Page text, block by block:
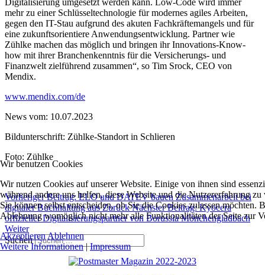
mehr zu einer Schlüsseltechnologie für modernes agiles Arbeiten,
gegen den IT-Stau aufgrund des akuten Fachkräftemangels und für
eine zukunftsorientiere Anwendungsentwicklung. Partner wie
Zühlke machen das möglich und bringen ihr Innovations-Know-
how mit ihrer Branchenkenntnis für die Versicherungs- und
Finanzwelt zielführend zusammen“, so Tim Srock, CEO von
Mendix.
www.mendix.com/de
News vom: 10.07.2023
Bildunterschrift: Zühlke-Standort in Schlieren
Foto: Zühlke
Vorheriger Beitrag: ELO und DATEV bauen Zusammenarbeit bei
digitaler Buchhaltung ausZurück Nächster Beitrag: Kyocera
offizieller Digitalisierungspartner von Borussia Mönchengladbach
Weiter
Suchen
Wir benutzen Cookies
Wir nutzen Cookies auf unserer Website. Einige von ihnen sind
während andere uns helfen, diese Website und die Nutzererfahrung
Sie können selbst entscheiden, ob Sie die Cookies zulassen möchten.
Ablehnung womöglich nicht mehr alle Funktionalitäten der Seite zur
AkzeptierenAblehnen
Weitere Informationen|Impressum